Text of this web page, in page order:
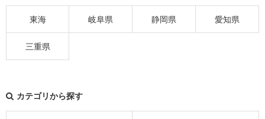
東海 岐阜県 静岡県 愛知県
三重県
カテゴリから探す